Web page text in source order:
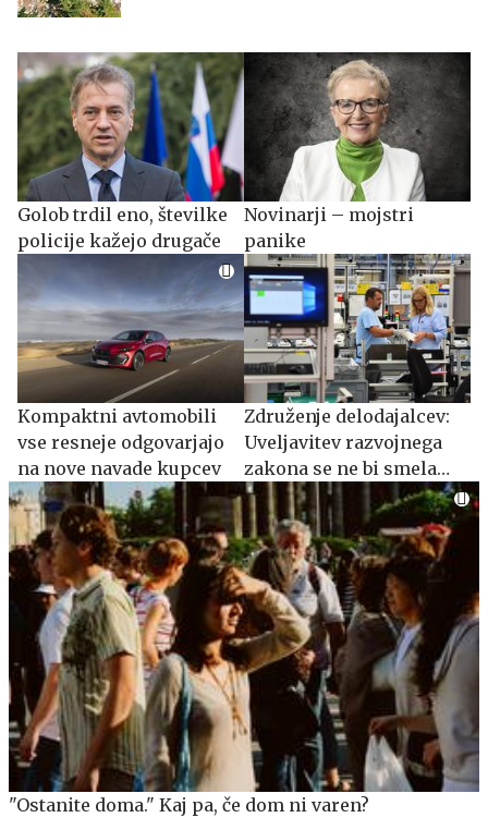
Michelle Pfeiffer presenetila: Nikoli več ne želim
igrati v filmu
Peter Magyar razkril: To bo novi predsednik
Madžarske
Zahtevne razmere: toča presenetila štiri alpiniste v